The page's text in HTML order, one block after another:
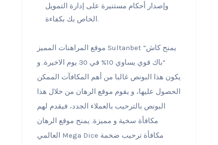
وإصدار أحكام مستنيرة على إدارة التمويل
الخاص بك بكفاءة.
موقع المراهنات المميز Sultanbet يمنح كاش”
“باك قوي يساوي 10% في 30 يوم الاخيرة. و
يكون هذا البونص غالبا من أهم المكافآت الممكن
الحصول عليها، و يقوم موقع الرهان من خلال هذا
البونص بالترحيب بالعملاء الجدد، فيقدم لهم
مكافأة سخية و مميزة. يمنح موقع الرهان
العالمي Mega Dice مكافأة ترحيب ضخمة